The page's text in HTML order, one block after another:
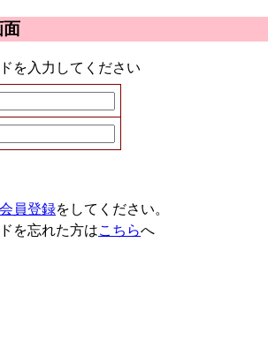
を入力してください
員登録をしてください。
を忘れた方はこちらへ